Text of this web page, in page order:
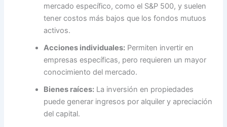
mercado específico, como el S&P 500, y suelen
tener costos más bajos que los fondos mutuos
activos.
Acciones individuales: Permiten invertir en
empresas específicas, pero requieren un mayor
conocimiento del mercado.
Bienes raíces: La inversión en propiedades
puede generar ingresos por alquiler y apreciación
del capital.